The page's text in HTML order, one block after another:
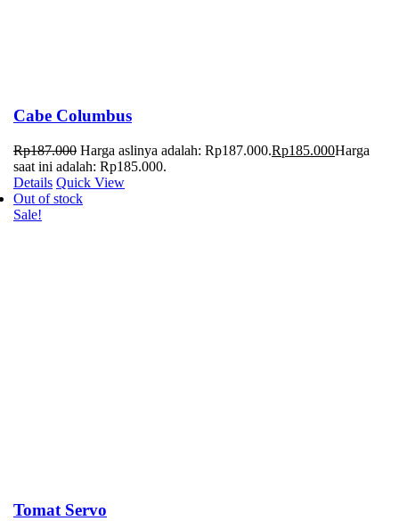
Cabe Columbus
Rp187.000 Harga aslinya adalah: Rp187.000.Rp185.000Harga
saat ini adalah: Rp185.000.
Details Quick View
Out of stock
Sale!
Tomat Servo